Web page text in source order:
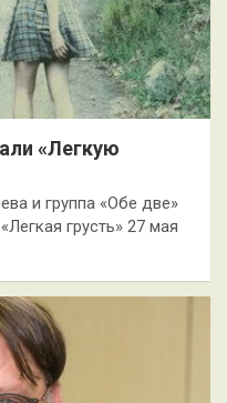
«Легкую
и группа «Обе две»
грусть» 27 мая